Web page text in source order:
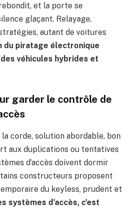
et la porte se
glaçant. Relayage,
autant de voitures
du piratage électronique
véhicules hybrides et
garder le contrôle de
la corde, solution abordable, bon
aux duplications ou tentatives
d’accès doivent dormir
constructeurs proposent
du keyless, prudent et
systèmes d’accès, c’est